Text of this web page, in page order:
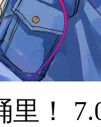
里！